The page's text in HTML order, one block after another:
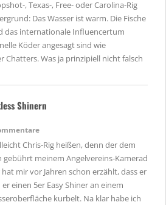
, Texas-, Free- oder Carolina-Rig
Das Wasser ist warm. Die Fische
das internationale Influencertum
Köder angesagt sind wie
Chatters. Was ja prinzipiell nicht falsch
Shinern
Chris-Rig heißen, denn der dem
meinem Angelvereins-Kamerad
mir vor Jahren schon erzählt, dass er
einen 5er Easy Shiner an einem
kurbelt. Na klar habe ich